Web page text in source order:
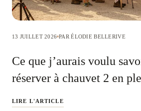
13 JUILLET 2026 PAR ÉLODIE BELLERIVE
Ce que j’aurais voulu
réserver à chauvet 2 en
LIRE L'ARTICLE